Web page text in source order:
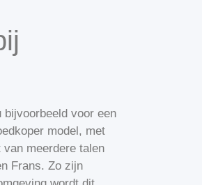
bijvoorbeeld voor een
model, met
meerdere talen
Frans. Zo zijn